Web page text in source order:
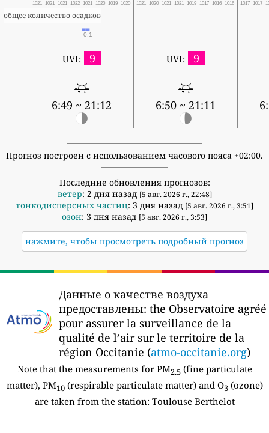
1021 1021 1021 1022 1021 1020 1019 1020 1021 1020 1021 1021 1019 1017 1016 1016 1017 1017
общее количество осадков
0.1
UVI: 9
6:49 ~ 21:12
UVI: 9
6:50 ~ 21:11
Прогноз построен с использованием часового пояса +02:00.
Последние обновления прогнозов:
ветер: 2 дня назад [5 авг. 2026 г., 22:48]
тонкодисперсных частиц: 3 дня назад [5 авг. 2026 г., 3:51]
озон: 3 дня назад [5 авг. 2026 г., 3:53]
нажмите, чтобы просмотреть подробный прогноз
Данные о качестве воздуха
предоставлены: the Observatoire agréé
pour assurer la surveillance de la
qualité de l’air sur le territoire de la
région Occitanie (atmo-occitanie.org)
Note that the measurements for PM2.5 (fine particulate
matter), PM10(respirable particulate matter) and O3(ozone)
are taken from the station: Toulouse Berthelot